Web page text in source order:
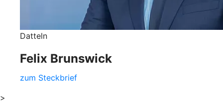
Datteln
Felix Brunswick
zum Steckbrief
>